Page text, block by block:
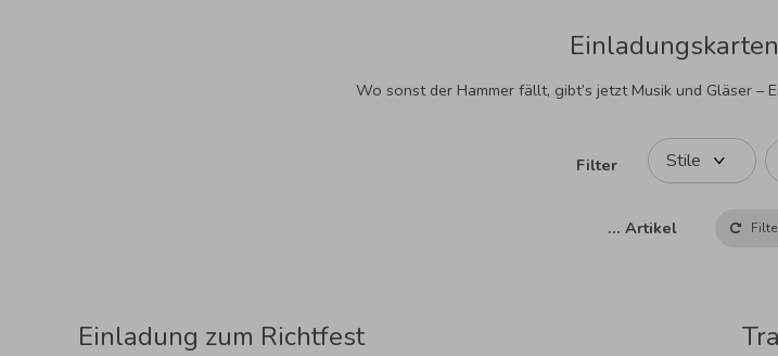
Wo sonst der Hammer fällt, gibt’s jetzt Musik und Gläser –
Filter Stile
… Artikel
Einladung zum Richtfest